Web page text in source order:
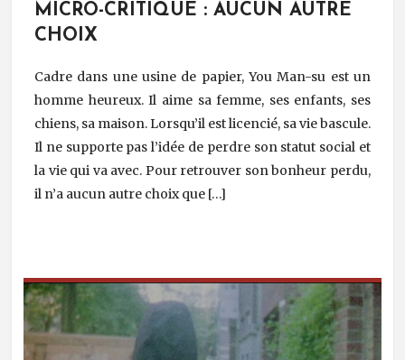
MICRO-CRITIQUE : AUCUN AUTRE
CHOIX
Cadre dans une usine de papier, You Man-su est un
homme heureux. Il aime sa femme, ses enfants, ses
chiens, sa maison. Lorsqu’il est licencié, sa vie bascule.
Il ne supporte pas l’idée de perdre son statut social et
la vie qui va avec. Pour retrouver son bonheur perdu,
il n’a aucun autre choix que […]